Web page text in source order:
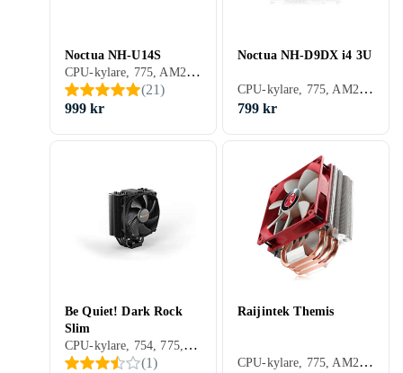
Noctua NH-U14S
CPU-kylare, 775, AM2/AM3, 423, 1366, 1156, 771, 1155, 2011, AM2+, AM3+, FM1, FM2, 1150, FM2+, 1151, 2011-3, 2066, SP3, TR4, 1200, 1700, AM5, Aktiv kylning (fläkt)
(21)
999 kr
Noctua NH-D9DX i4 3U
CPU-kylare, 775, AM2/AM3, 1366, 1156, 1155, 2011, AM2+, AM3+, 1150, FM2+, 1151, 2011-3, 2011(Narrow), 2066, Aktiv kylning (fläkt)
799 kr
Be Quiet! Dark Rock
Slim
CPU-kylare, 754, 775, 939, 940, AM2/AM3, 1366, 1156, 1155, 2011, AM2+, AM3+, FM1, FM2, 1150, FM2+, 1151, 2011-3, AM4, 2066, TR4, 1700, AM5, Aktiv kylning (fläkt)
(1)
Raijintek Themis
CPU-kylare, 775, AM2/AM3, 1366, 1156, 1155, 2011, AM2+, AM3+, FM1, FM2, 1150, FM2+, 2011-3, Aktiv kylning (fläkt)